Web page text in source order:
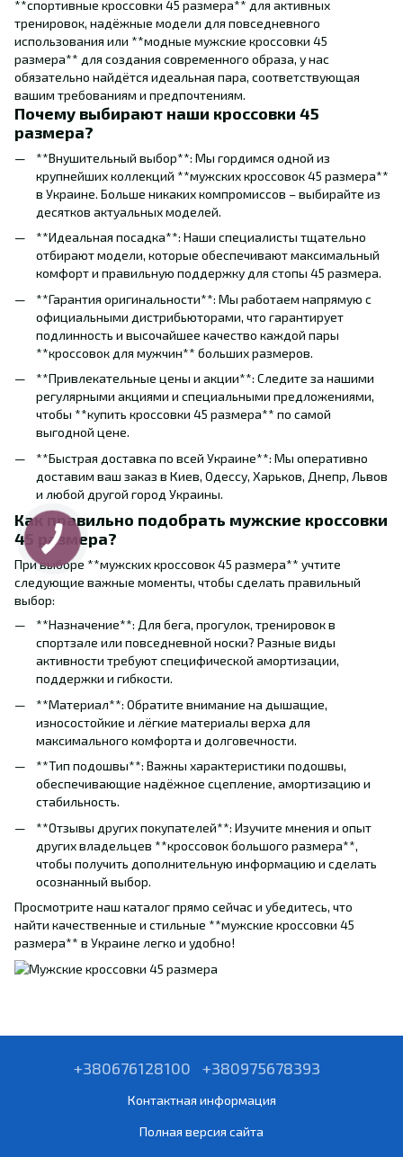
**спортивные кроссовки 45 размера** для активных
тренировок, надёжные модели для повседневного
использования или **модные мужские кроссовки 45
размера** для создания современного образа, у нас
обязательно найдётся идеальная пара, соответствующая
вашим требованиям и предпочтениям.
Почему выбирают наши кроссовки 45
размера?
**Внушительный выбор**: Мы гордимся одной из
крупнейших коллекций **мужских кроссовок 45 размера**
в Украине. Больше никаких компромиссов – выбирайте из
десятков актуальных моделей.
**Идеальная посадка**: Наши специалисты тщательно
отбирают модели, которые обеспечивают максимальный
комфорт и правильную поддержку для стопы 45 размера.
**Гарантия оригинальности**: Мы работаем напрямую с
официальными дистрибьюторами, что гарантирует
подлинность и высочайшее качество каждой пары
**кроссовок для мужчин** больших размеров.
**Привлекательные цены и акции**: Следите за нашими
регулярными акциями и специальными предложениями,
чтобы **купить кроссовки 45 размера** по самой
выгодной цене.
**Быстрая доставка по всей Украине**: Мы оперативно
доставим ваш заказ в Киев, Одессу, Харьков, Днепр, Львов
и любой другой город Украины.
Как правильно подобрать мужские кроссовки
45 размера?
При выборе **мужских кроссовок 45 размера** учтите
следующие важные моменты, чтобы сделать правильный
выбор:
**Назначение**: Для бега, прогулок, тренировок в
спортзале или повседневной носки? Разные виды
активности требуют специфической амортизации,
поддержки и гибкости.
**Материал**: Обратите внимание на дышащие,
износостойкие и лёгкие материалы верха для
максимального комфорта и долговечности.
**Тип подошвы**: Важны характеристики подошвы,
обеспечивающие надёжное сцепление, амортизацию и
стабильность.
**Отзывы других покупателей**: Изучите мнения и опыт
других владельцев **кроссовок большого размера**,
чтобы получить дополнительную информацию и сделать
осознанный выбор.
Просмотрите наш каталог прямо сейчас и убедитесь, что
найти качественные и стильные **мужские кроссовки 45
размера** в Украине легко и удобно!
+380676128100 +380975678393
Контактная информация
Полная версия сайта